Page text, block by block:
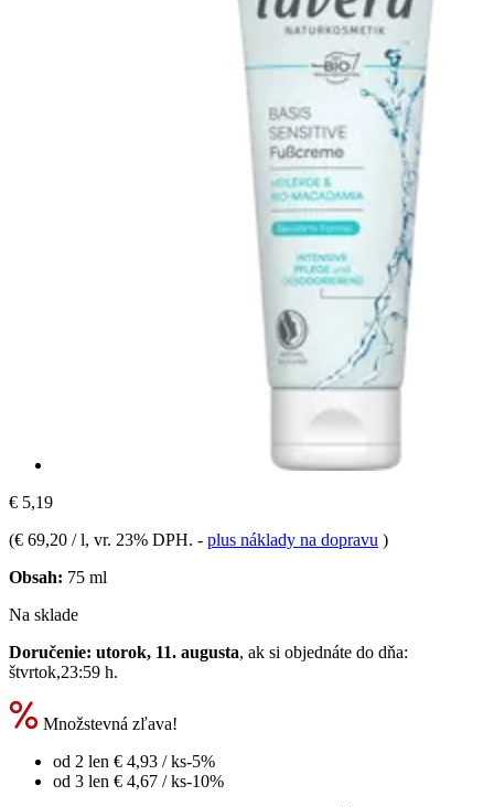
€ 5,19
(€ 69,20 / l, vr. 23% DPH. - plus náklady na dopravu )
Obsah: 75 ml
Na sklade
Doručenie: utorok, 11. augusta, ak si objednáte do dňa:
štvrtok,23:59 h.
Množstevná zľava!
od 2 len € 4,93 / ks-5%
od 3 len € 4,67 / ks-10%